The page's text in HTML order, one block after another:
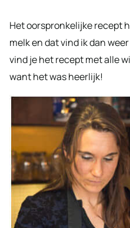
Het oorspronkelijke recept
melk en dat vind ik dan
vind je het recept met alle
want het was heerlijk!